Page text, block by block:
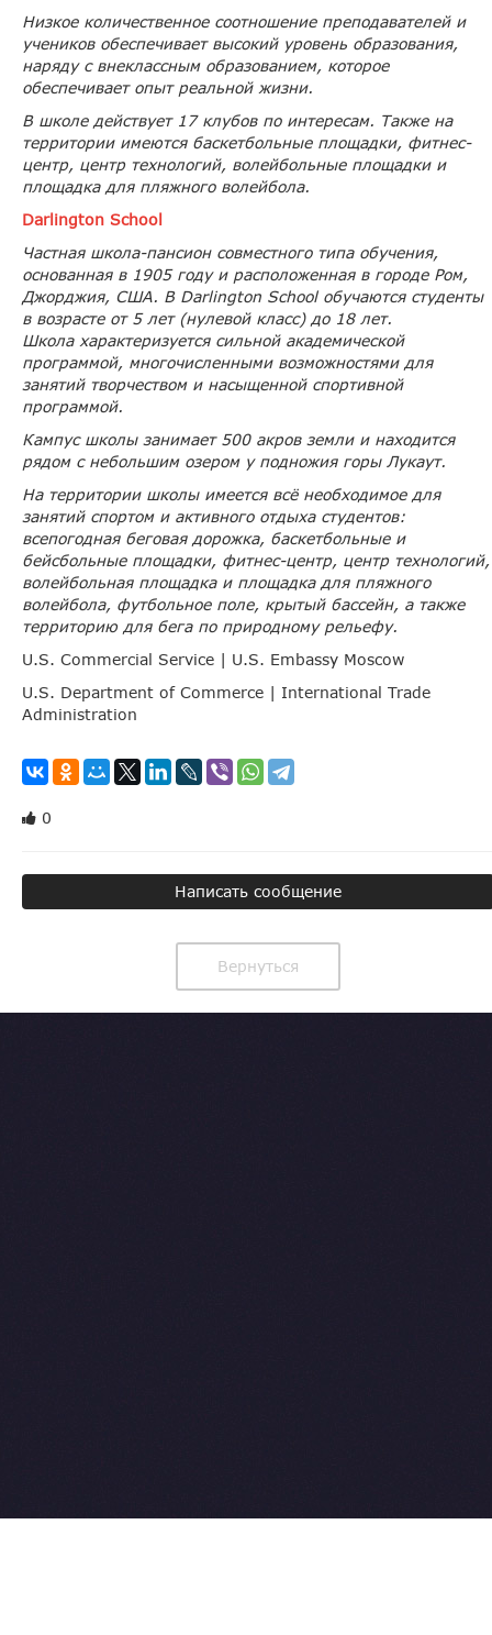
Низкое количественное соотношение преподавателей и
учеников обеспечивает высокий уровень образования,
наряду с внеклассным образованием, которое
обеспечивает опыт реальной жизни.
В школе действует 17 клубов по интересам. Также на
территории имеются баскетбольные площадки, фитнес-
центр, центр технологий, волейбольные площадки и
площадка для пляжного волейбола.
Darlington School
Частная школа-пансион совместного типа обучения,
основанная в 1905 году и расположенная в городе Ром,
Джорджия, США. В Darlington School обучаются студенты
в возрасте от 5 лет (нулевой класс) до 18 лет.
Школа характеризуется сильной академической
программой, многочисленными возможностями для
занятий творчеством и насыщенной спортивной
программой.
Кампус школы занимает 500 акров земли и находится
рядом с небольшим озером у подножия горы Лукаут.
На территории школы имеется всё необходимое для
занятий спортом и активного отдыха студентов:
всепогодная беговая дорожка, баскетбольные и
бейсбольные площадки, фитнес-центр, центр технологий,
волейбольная площадка и площадка для пляжного
волейбола, футбольное поле, крытый бассейн, а также
территорию для бега по природному рельефу.
U.S. Commercial Service | U.S. Embassy Moscow
U.S. Department of Commerce | International Trade
Administration
0
Написать сообщение
Вернуться